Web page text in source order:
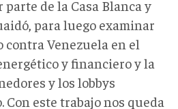
de la Casa Blanca y
para luego examinar
contra Venezuela en el
y financiero y la
y los lobbys
este trabajo nos queda